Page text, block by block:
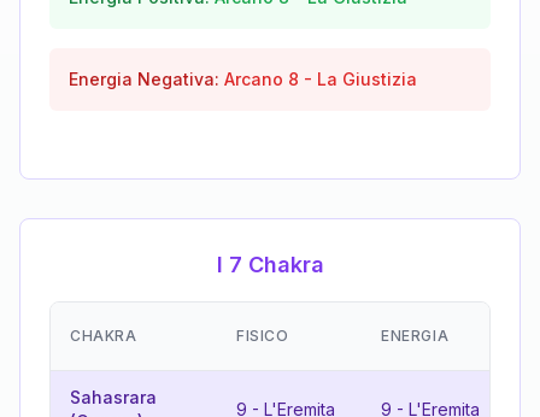
Energia Negativa: Arcano 8 - La Giustizia
I 7 Chakra
CHAKRA FISICO ENERGIA
Sahasrara
9 - L'Eremita 9 - L'Eremita